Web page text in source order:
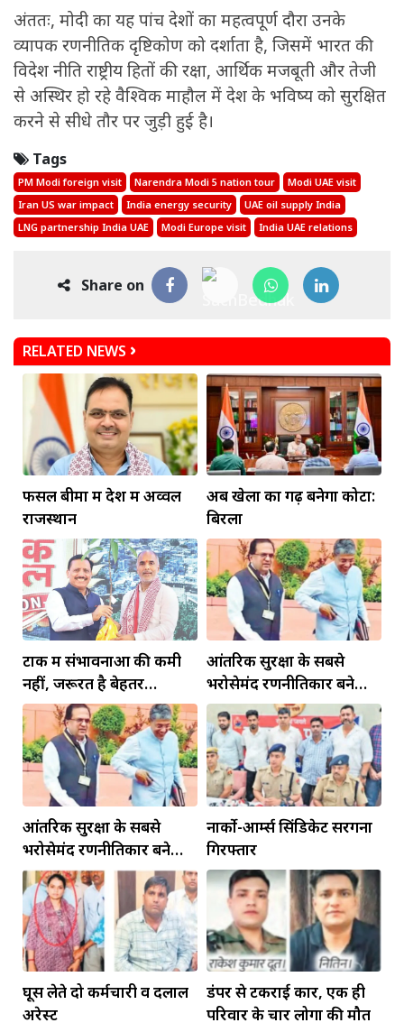
अंततः, मोदी का यह पांच देशों का महत्वपूर्ण दौरा उनके
व्यापक रणनीतिक दृष्टिकोण को दर्शाता है, जिसमें भारत की
विदेश नीति राष्ट्रीय हितों की रक्षा, आर्थिक मजबूती और तेजी
से अस्थिर हो रहे वैश्विक माहौल में देश के भविष्य को सुरक्षित
करने से सीधे तौर पर जुड़ी हुई है।
Tags
PM Modi foreign visit Narendra Modi 5 nation tour
Modi UAE visit
Iran US war impact
India energy security
UAE oil supply India
LNG partnership India UAE
Modi Europe visit India UAE relations
Share on
RELATED NEWS
फसल बीमा में देश में अव्वल
राजस्थान
अब खेलों का गढ़ बनेगा कोटा:
बिरला
टोंक में संभावनाओं की कमी
नहीं, जरूरत है बेहतर
इंफ्रास्ट्रक्चर की
आंतरिक सुरक्षा के सबसे
भरोसेमंद रणनीतिकार बने
रहेंगे गोविंद मोहन
आंतरिक सुरक्षा के सबसे
भरोसेमंद रणनीतिकार बने
रहेंगे गोविंद मोहन
नार्को-आर्म्स सिंडिकेट सरगना
गिरफ्तार
घूस लेते दो कर्मचारी व दलाल
अरेस्ट
डंपर से टकराई कार, एक ही
परिवार के चार लोगों की मौत